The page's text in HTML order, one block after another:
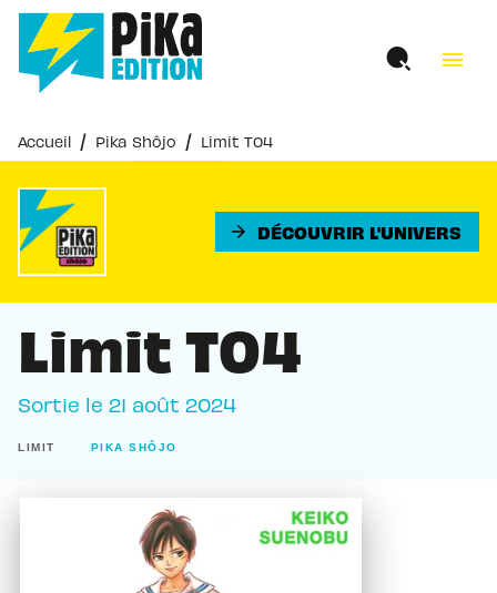
MENU RECHERCHE
PIED DE PAGE
menu
Accueil / Pika Shôjo / Limit T04
arrow_forward DÉCOUVRIR L'UNIVERS
Limit T04
Sortie le 21 août 2024
LIMIT PIKA SHÔJO